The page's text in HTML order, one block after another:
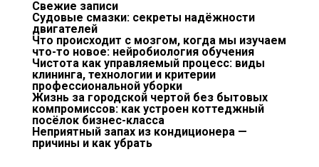
Свежие записи
Судовые смазки: секреты надёжности
двигателей
Что происходит с мозгом, когда мы изучаем
что-то новое: нейробиология обучения
Чистота как управляемый процесс: виды
клининга, технологии и критерии
профессиональной уборки
Жизнь за городской чертой без бытовых
компромиссов: как устроен коттеджный
посёлок бизнес-класса
Неприятный запах из кондиционера —
причины и как убрать